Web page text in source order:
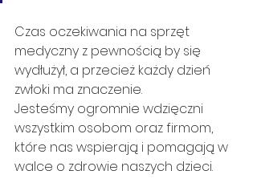
Czas oczekiwania na sprzęt
medyczny z pewnością by się
wydłużył, a przecież każdy dzień
zwłoki ma znaczenie.
Jesteśmy ogromnie wdzięczni
wszystkim osobom oraz firmom,
które nas wspierają i pomagają w
walce o zdrowie naszych dzieci.